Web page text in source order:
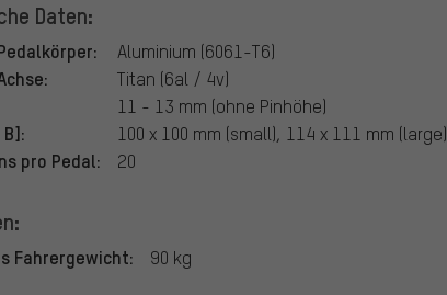
Daten:
Aluminium (6061-T6)
Titan (6al / 4v)
11 - 13 mm (ohne Pinhöhe)
100 x 100 mm (small), 114 x 111 mm (large)
pro Pedal: 20
Fahrergewicht: 90 kg